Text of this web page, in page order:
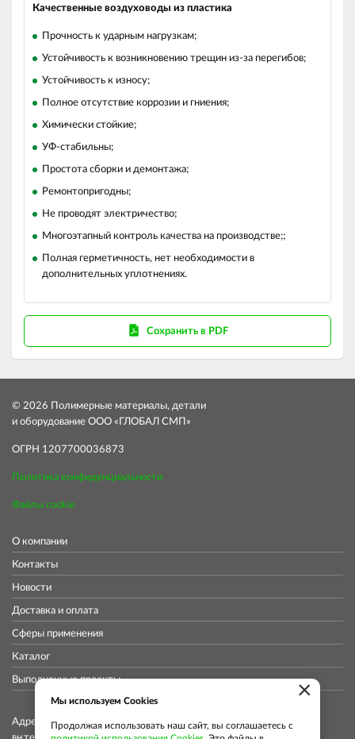
Качественные воздуховоды из пластика
Прочность к ударным нагрузкам;
Устойчивость к возникновению трещин из-за перегибов;
Устойчивость к износу;
Полное отсутствие коррозии и гниения;
Химически стойкие;
УФ-стабильны;
Простота сборки и демонтажа;
Ремонтопригодны;
Не проводят электричество;
Многоэтапный контроль качества на производстве;;
Полная герметичность, нет необходимости в
дополнительных уплотнениях.
Сохранить в PDF
© 2026 Полимерные материалы, детали
и оборудование ООО «ГЛОБАЛ СМП»
ОГРН 1207700036873
Политика конфиденциальности
Файлы cookie
О компании
Контакты
Новости
Доставка и оплата
Сферы применения
Каталог
Выполненные проекты
Адрес коммерческого отдела: 115419, Город Москва,
×
Мы используем Cookies
Продолжая использовать наш сайт, вы соглашаетесь с